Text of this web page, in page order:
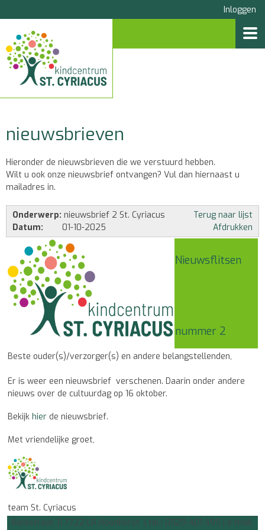
Inloggen

nieuwsbrieven
Hieronder de nieuwsbrieven die we verstuurd hebben.
Wilt u ook onze nieuwsbrief ontvangen? Vul dan hiernaast u
mailadres in.
Onderwerp: nieuwsbrief 2 St. Cyriacus
Datum:
01-10-2025
Terug naar lijst
Afdrukken
Nieuwsflitsen
nummer 2
Beste ouder(s)/verzorger(s) en andere belangstellenden,
Er is weer een nieuwsbrief verschenen. Daarin onder andere
nieuws over de cultuurdag op 16 oktober.
Bekijk hier de nieuwsbrief.
Met vriendelijke groet,
team St. Cyriacus
Kerkstraat 11 7722 LR Hoonhorst | tel.: 0529 401 495 | e-mail: